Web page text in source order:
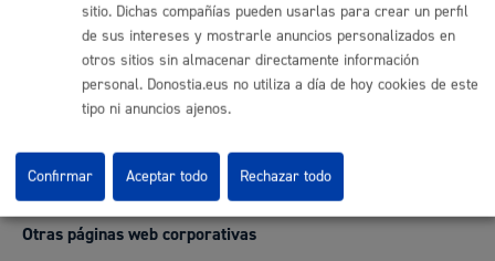
Enlaces útiles
Ofertas de empleo
Perfil del contratante
Sede electrónica
Mapas - GeoDonostia
Mapa web
Otras páginas web corporativas
sitio. Dichas compañías pueden usarlas para crear un perfil
de sus intereses y mostrarle anuncios personalizados en
otros sitios sin almacenar directamente información
personal. Donostia.eus no utiliza a día de hoy cookies de este
tipo ni anuncios ajenos.
Rechazar todo
Confirmar Aceptar todo